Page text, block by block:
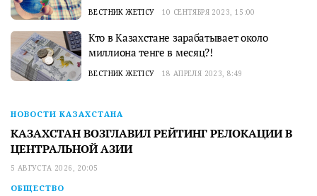
ВЕСТНИК ЖЕТІСУ 10 СЕНТЯБРЯ 2023, 15:00
Кто в Казахстане зарабатывает около
миллиона тенге в месяц?!
ВЕСТНИК ЖЕТІСУ 18 АПРЕЛЯ 2023, 8:49
НОВОСТИ КАЗАХСТАНА
КАЗАХСТАН ВОЗГЛАВИЛ РЕЙТИНГ РЕЛОКАЦИИ В
ЦЕНТРАЛЬНОЙ АЗИИ
5 АВГУСТА 2026, 20:05
ОБЩЕСТВО